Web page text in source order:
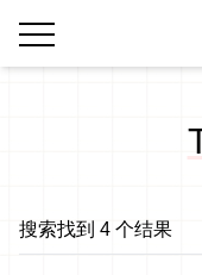
搜索找到 4 个结果